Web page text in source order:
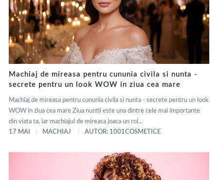
Machiaj de mireasa pentru cununia civila si nunta -
secrete pentru un look WOW in ziua cea mare
Machiaj de mireasa pentru cununia civila si nunta - secrete pentru un look
WOW in ziua cea mare Ziua nuntii este una dintre cele mai importante
din viata ta, iar machiajul de mireasa joaca un rol...
17 MAI
MACHIAJ AUTOR: 1001COSMETICE